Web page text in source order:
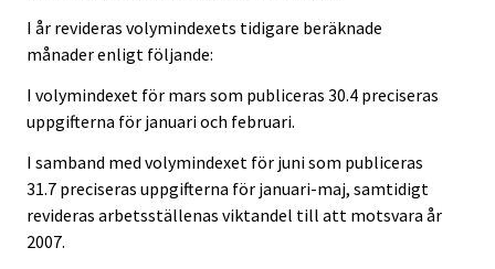
I år revideras volymindexets tidigare beräknade
månader enligt följande:
I volymindexet för mars som publiceras 30.4 preciseras
uppgifterna för januari och februari.
I samband med volymindexet för juni som publiceras
31.7 preciseras uppgifterna för januari-maj, samtidigt
revideras arbetsställenas viktandel till att motsvara år
2007.